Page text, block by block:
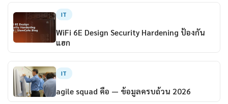
IT
WiFi 6E Design Security Hardening ป้องกัน
แฮก
IT
agile squad คือ — ข้อมูลครบถ้วน 2026